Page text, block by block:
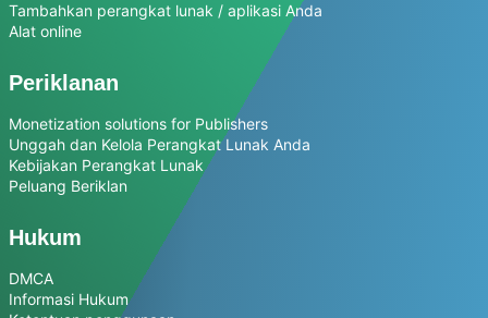
Tambahkan perangkat lunak / aplikasi Anda
Alat online
Periklanan
Monetization solutions for Publishers
Unggah dan Kelola Perangkat Lunak Anda
Kebijakan Perangkat Lunak
Peluang Beriklan
Hukum
DMCA
Informasi Hukum